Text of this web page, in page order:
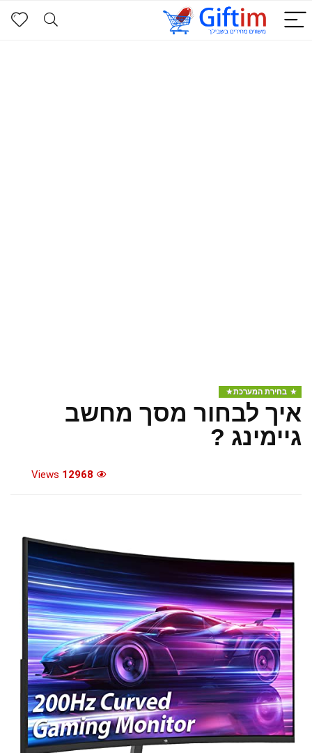
בחירת המערכת
איך לבחור מסך מחשב
גיימינג ?
12968